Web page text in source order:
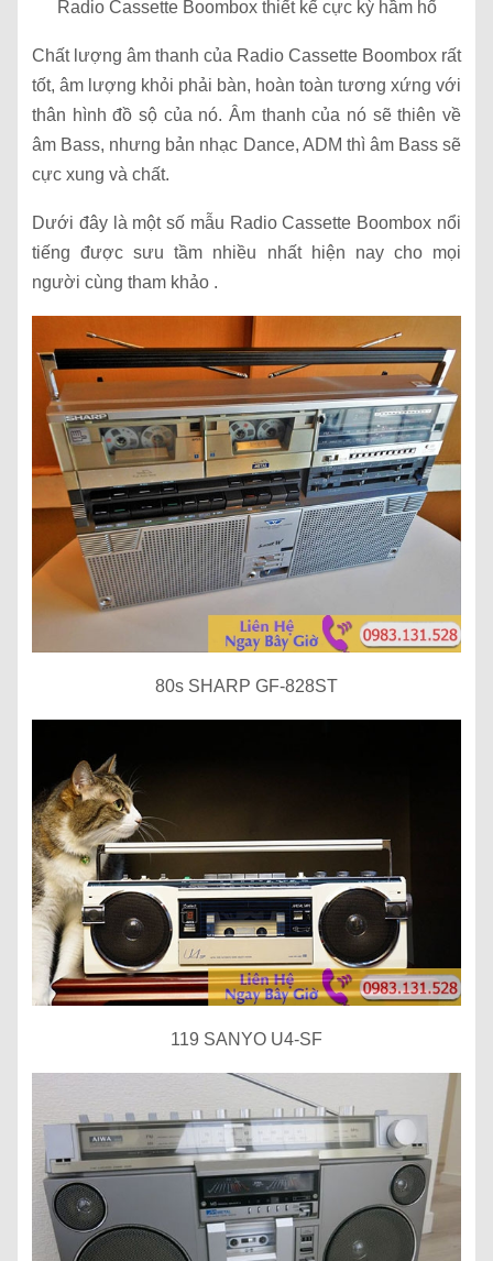
Radio Cassette Boombox thiết kế cực kỳ hầm hố
Chất lượng âm thanh của Radio Cassette Boombox rất
tốt, âm lượng khỏi phải bàn, hoàn toàn tương xứng với
thân hình đồ sộ của nó. Âm thanh của nó sẽ thiên về
âm Bass, nhưng bản nhạc Dance, ADM thì âm Bass sẽ
cực xung và chất.
Dưới đây là một số mẫu Radio Cassette Boombox nổi
tiếng được sưu tầm nhiều nhất hiện nay cho mọi
người cùng tham khảo .
80s SHARP GF-828ST
119 SANYO U4-SF